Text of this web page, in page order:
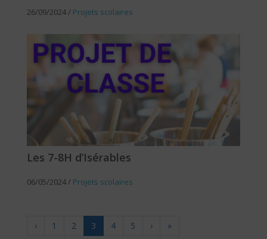
26/09/2024/ Projets scolaires
Les 7-8H d’Isérables
06/05/2024/ Projets scolaires
‹ 1 2 3 4 5 › »